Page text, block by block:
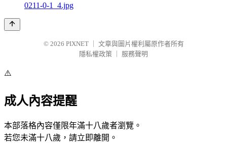
0211-0-1_4.jpg
© 2026 PIXNET
文章與圖片權利屬原作者所有
隱私權政策
服務聲明
⚠️
成人內容提醒
本部落格內容僅限年滿十八歲者瀏覽。
若您未滿十八歲，請立即離開。